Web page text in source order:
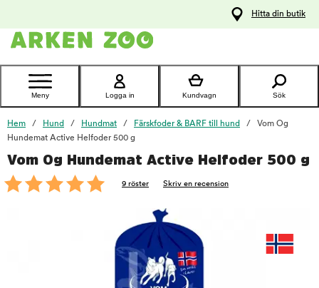
Kontakta
Hitta din butik
Meny Logga in Kundvagn Sök
Hem Hund Hundmat Färskfoder & BARF till hund
Vom Og
Hundemat Active Helfoder 500 g
Vom Og Hundemat Active Helfoder 500 g
9 röster Skriv en recension
foo